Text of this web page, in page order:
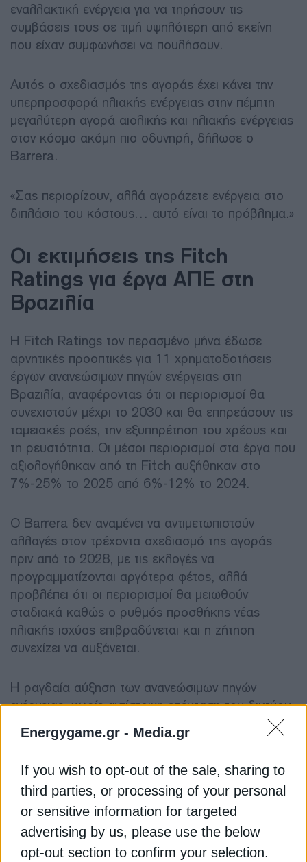
Energygame.gr - Media.gr
If you wish to opt-out of the sale, sharing to
third parties, or processing of your personal
or sensitive information for targeted
advertising by us, please use the below
opt-out section to confirm your selection.
εναλλακτική ενέργεια για να τηρήσουν τις
συμβάσεις τους σε τιμή υψηλότερη από εκείνη
που είχαν συμφωνήσει να πουλήσουν.
Αυτός ο σχεδιασμός της αγοράς έχει κάνει την
υπερπροσφορά ηλιακής ενέργειας στην πέμπτη
μεγαλύτερη αγορά αιολικής και ηλιακής ενέργειας
στον κόσμο ακόμη πιο οδυνηρή, δήλωσε ο
Barrera.
«Σας περιορίζουν, αλλά αγοράζετε ενέργεια στο
διπλάσιο του κόστους… αυτό είναι το πρόβλημα.»
Οι εκτιμήσεις της Fitch
Ratings για έργα ΑΠΕ στη
Βραζιλία
Η Fitch Ratings τον περασμένο μήνα έδωσε
αρνητικές προοπτικές για 11 χρηματοδοτήσεις
έργων ανανεώσιμων πηγών ενέργειας στη
Βραζιλία, αναφέροντας ότι οι περιορισμοί θα
συνεχιστούν μέχρι το 2030 και θα επηρεάσουν τις
ταμειακές ροές, την εξυπηρέτηση του χρέους και
τη ρευστότητα. Οι μέσοι περιορισμοί στα έργα που
αξιολογήθηκαν από τη Fitch αυξήθηκαν στο
7%-25% το 2025 από 6%-12% το 2024.
Ο Barrera δεν αναμένει να αντιμετωπιστούν
αλλαγές στον τρέχοντα σχεδιασμό της αγοράς
πριν από το 2028, με τις εκλογές να
προγραμματίζονται αργότερα φέτος, αλλά
προβλέπει ότι οι περιορισμοί θα μειωθούν
σταδιακά καθώς ο ρυθμός προσθήκης νέας
ηλιακής ισχύος επιβραδύνεται και η ζήτηση
συνεχίζει να αυξάνεται.
Η ραγδαία αύξηση των ανανεώσιμων πηγών
ενέργειας, χωρίς αντίστοιχη επέκταση του δικτύου
μεταφοράς, έχει αναγκάσει τις εταιρείες του
κλάδου να περιορίσουν τις δραστηριότητές τους
«Το πραγματικό πρόβλημα είναι η πλεονάζουσα
παραγωγική ικανότητα στον τομέα της ηλιακής
ενέργειας. Ακόμα και αν επιλυθούν όλα τα
προβλήματα μεταφοράς στη Βραζιλία, θα